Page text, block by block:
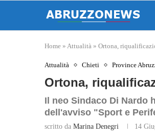
Home » Attualità » Ortona,
Attualità Chieti Province
Ortona,
Il neo Sindaco Di Nardo
dell'avviso "Sport e
scritto da Marina Denegri 14